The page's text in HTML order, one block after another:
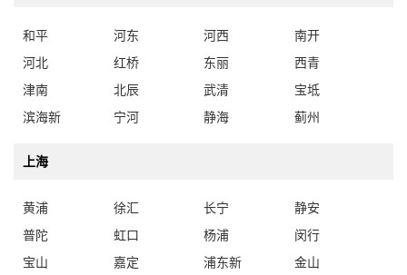
和平 河东 河西
南开
河北
红桥 东丽
西青
津南
北辰 武清
宝坻
滨海新
宁河 静海 蓟州
上海
黄浦 徐汇 长宁
静安
普陀
虹口 杨浦
闵行
宝山
嘉定 浦东新
金山